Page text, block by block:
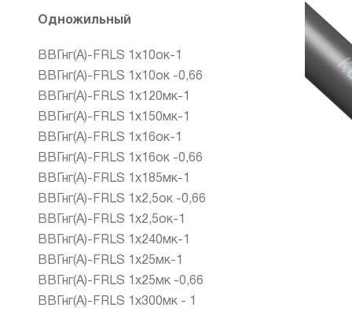
Одножильный
ВВГнг(А)-FRLS 1х10ок-1
ВВГнг(А)-FRLS 1х10ок -0,66
ВВГнг(А)-FRLS 1х120мк-1
ВВГнг(А)-FRLS 1х150мк-1
ВВГнг(А)-FRLS 1х16ок-1
ВВГнг(А)-FRLS 1х16ок -0,66
ВВГнг(А)-FRLS 1х185мк-1
ВВГнг(А)-FRLS 1х2,5ок -0,66
ВВГнг(А)-FRLS 1х2,5ок-1
ВВГнг(А)-FRLS 1х240мк-1
ВВГнг(А)-FRLS 1х25мк-1
ВВГнг(А)-FRLS 1х25мк -0,66
ВВГнг(А)-FRLS 1х300мк - 1